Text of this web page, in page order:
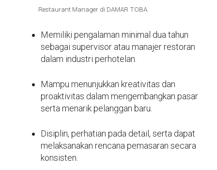
Restaurant Manager di DAMAR TOBA
Memiliki pengalaman minimal dua tahun
sebagai supervisor atau manajer restoran
dalam industri perhotelan.
Mampu menunjukkan kreativitas dan
proaktivitas dalam mengembangkan pasar
serta menarik pelanggan baru.
Disiplin, perhatian pada detail, serta dapat
melaksanakan rencana pemasaran secara
konsisten.